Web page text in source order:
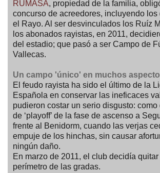
RUMASA, propiedad de la familia,
concurso de acreedores, incluyendo los
el Rayo. Al ser desvinculados los Ruíz
los abonados rayistas, en 2011,
del estadio; que pasó a ser Campo de
Vallecas.
Un campo 'único' en muchos
El feudo rayista ha sido el último de la
Española en conservar las ineficaces
pudieron costar un serio disgusto:
de ‘playoff’ de la fase de ascenso a
frente al Benidorm, cuando las verjas
empuje de los hinchas, sin causar
ningún daño.
En marzo de 2011, el club decidía
perímetro de las gradas.